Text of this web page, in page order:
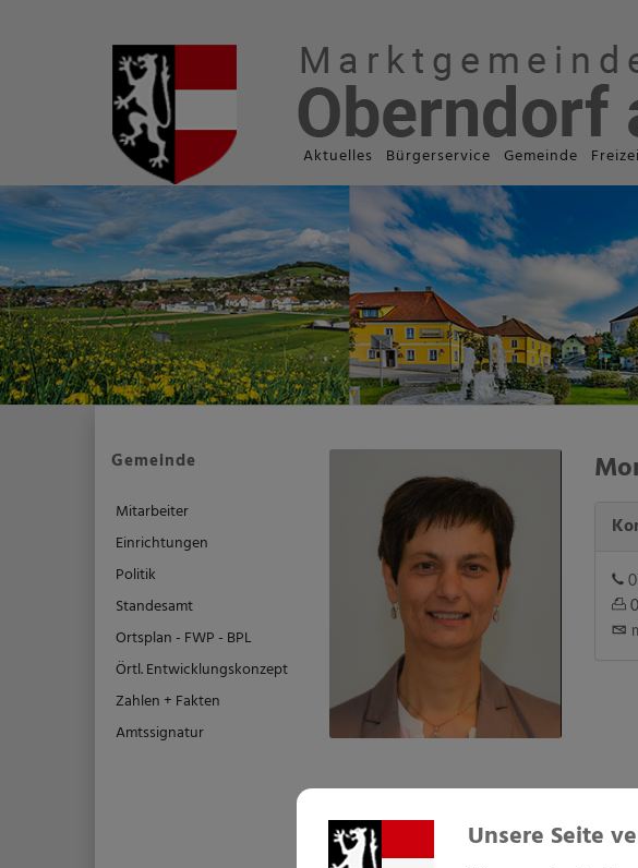
Aktuelles Bürgerservice Gemeinde
Gemeinde
Mitarbeiter
Einrichtungen
Politik
Standesamt
Ortsplan - FWP - BPL
Örtl. Entwicklungskonzept
Zahlen + Fakten
Amtssignatur
Unsere Seite